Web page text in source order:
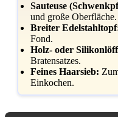
Sauteuse
und große Oberfläche.
Breiter
Fond.
Holz- oder
Bratensatzes.
Feines Haarsieb:
Einkochen.